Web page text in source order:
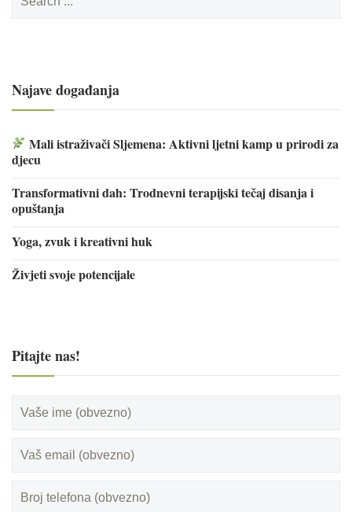
for:
Najave događanja
Mali istraživači Sljemena: Aktivni ljetni kamp u prirodi za
djecu
Transformativni dah: Trodnevni terapijski tečaj disanja i
opuštanja
Yoga, zvuk i kreativni huk
Živjeti svoje potencijale
Pitajte nas!